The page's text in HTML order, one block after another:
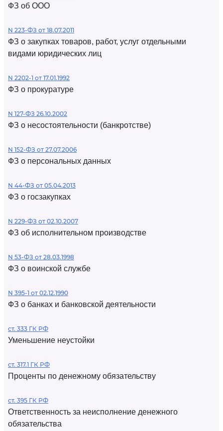
ФЗ об ООО
N 223-ФЗ от 18.07.2011
ФЗ о закупках товаров, работ, услуг отдельными
видами юридических лиц
N 2202-1 от 17.01.1992
ФЗ о прокуратуре
N 127-ФЗ 26.10.2002
ФЗ о несостоятельности (банкротстве)
N 152-ФЗ от 27.07.2006
ФЗ о персональных данных
N 44-ФЗ от 05.04.2013
ФЗ о госзакупках
N 229-ФЗ от 02.10.2007
ФЗ об исполнительном производстве
N 53-ФЗ от 28.03.1998
ФЗ о воинской службе
N 395-1 от 02.12.1990
ФЗ о банках и банковской деятельности
ст. 333 ГК РФ
Уменьшение неустойки
ст. 317.1 ГК РФ
Проценты по денежному обязательству
ст. 395 ГК РФ
Ответственность за неисполнение денежного
обязательства